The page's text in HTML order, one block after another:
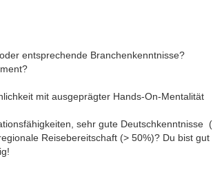
entsprechende Branchenkenntnisse?
mit ausgeprägter Hands-On-Mentalität
sehr gute Deutschkenntnisse (
Reisebereitschaft (> 50%)? Du bist gut